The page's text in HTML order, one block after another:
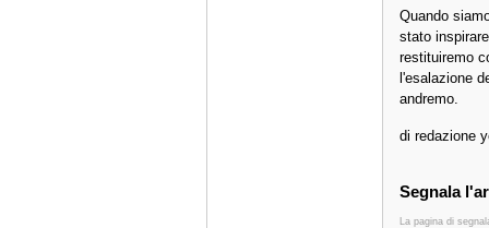
Quando
stato
restituiremo
l'esalazione
andremo.
di redazione
Segnala
La pagina di